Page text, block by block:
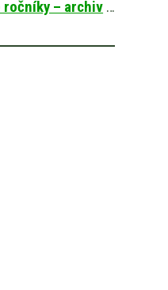
ročníky – archiv …